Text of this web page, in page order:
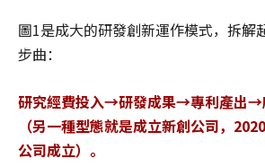
圖1是成大的研發創新運作模式，拆解
步曲：
研究經費投入→研發成果→專利產出
（另一種型態就是成立新創公司，
公司成立）。